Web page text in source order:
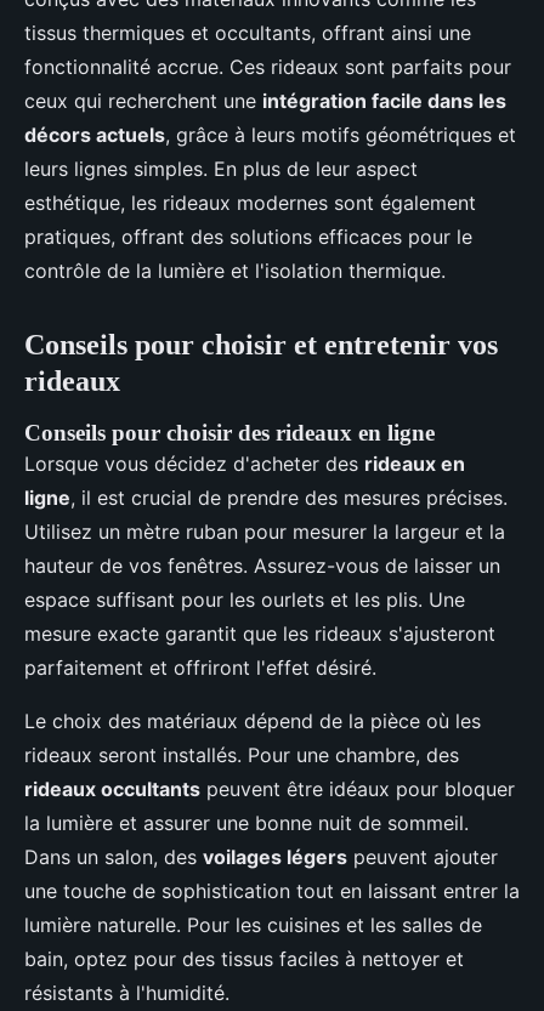
tissus thermiques et occultants, offrant ainsi une
fonctionnalité accrue. Ces rideaux sont parfaits pour
ceux qui recherchent une intégration facile dans les
décors actuels, grâce à leurs motifs géométriques et
leurs lignes simples. En plus de leur aspect
esthétique, les rideaux modernes sont également
pratiques, offrant des solutions efficaces pour le
contrôle de la lumière et l'isolation thermique.
Conseils pour choisir et entretenir vos
rideaux
Conseils pour choisir des rideaux en ligne
Lorsque vous décidez d'acheter des rideaux en
ligne, il est crucial de prendre des mesures précises.
Utilisez un mètre ruban pour mesurer la largeur et la
hauteur de vos fenêtres. Assurez-vous de laisser un
espace suffisant pour les ourlets et les plis. Une
mesure exacte garantit que les rideaux s'ajusteront
parfaitement et offriront l'effet désiré.
Le choix des matériaux dépend de la pièce où les
rideaux seront installés. Pour une chambre, des
rideaux occultants peuvent être idéaux pour bloquer
la lumière et assurer une bonne nuit de sommeil.
Dans un salon, des voilages légers peuvent ajouter
une touche de sophistication tout en laissant entrer la
lumière naturelle. Pour les cuisines et les salles de
bain, optez pour des tissus faciles à nettoyer et
résistants à l'humidité.